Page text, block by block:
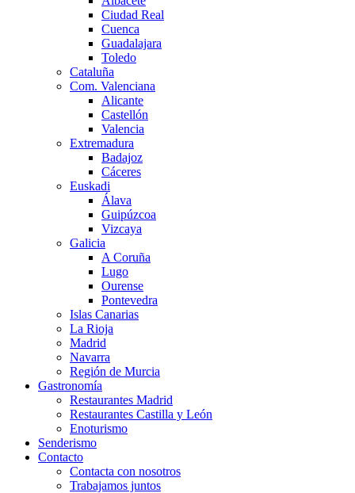
Ciudad Real
Cuenca
Guadalajara
Toledo
Cataluña
Com. Valenciana
Alicante
Castellón
Valencia
Extremadura
Badajoz
Cáceres
Euskadi
Álava
Guipúzcoa
Vizcaya
Galicia
A Coruña
Lugo
Ourense
Pontevedra
Islas Canarias
La Rioja
Madrid
Navarra
Región de Murcia
Gastronomía
Restaurantes Madrid
Restaurantes Castilla y León
Enoturismo
Senderismo
Contacto
Contacta con nosotros
Trabajamos juntos